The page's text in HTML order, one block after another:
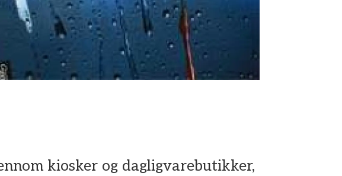
kiosker og dagligvarebutikker,